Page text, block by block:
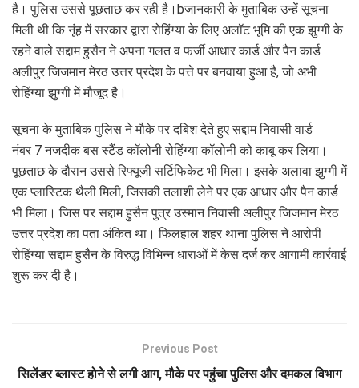
है। पुलिस उससे पूछताछ कर रही है।bजानकारी के मुताबिक उन्हें सूचना
मिली थी कि नूंह में सरकार द्वारा रोहिंग्या के लिए अलॉट भूमि की एक झुग्गी के
रहने वाले सद्दाम हुसैन ने अपना गलत व फर्जी आधार कार्ड और पैन कार्ड
अलीपुर जिजमान मेरठ उत्तर प्रदेश के पत्ते पर बनवाया हुआ है, जो अभी
रोहिंग्या झुग्गी में मौजूद है।
सूचना के मुताबिक पुलिस ने मौके पर दबिश देते हुए सद्दाम निवासी वार्ड
नंबर 7 नजदीक बस स्टैंड कॉलोनी रोहिंग्या कॉलोनी को काबू कर लिया।
पूछताछ के दौरान उससे रिफ्यूजी सर्टिफिकेट भी मिला। इसके अलावा झुग्गी में
एक प्लास्टिक थैली मिली, जिसकी तलाशी लेने पर एक आधार और पैन कार्ड
भी मिला। जिस पर सद्दाम हुसैन पुत्र उस्मान निवासी अलीपुर जिजमान मेरठ
उत्तर प्रदेश का पता अंकित था। फिलहाल शहर थाना पुलिस ने आरोपी
रोहिंग्या सद्दाम हुसैन के विरुद्ध विभिन्न धाराओं में केस दर्ज कर आगामी कार्रवाई
शुरू कर दी है।
Previous Post
सिलेंडर ब्लास्ट होने से लगी आग, मौके पर पहुंचा पुलिस और दमकल विभाग